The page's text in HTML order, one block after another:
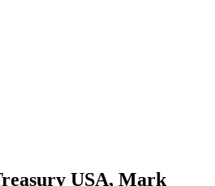
USA, Mark